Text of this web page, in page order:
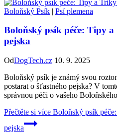
Boloňský Psík | Psí plemena
Boloňský psík péče: Tipy
pejska
OdDogTech.cz 10. 9. 2025
Boloňský psík je známý svou
postarat o šťastného pejska? V
správnou péči o vašeho
Přečtěte si více Boloňský psík
pejska